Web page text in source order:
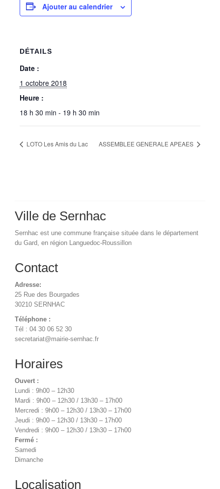
Ajouter au calendrier
DÉTAILS
Date :
1 octobre 2018
Heure :
18 h 30 min - 19 h 30 min
LOTO Les Amis du Lac ASSEMBLEE GENERALE APEAES
Ville de Sernhac
Sernhac est une commune française située dans le département
du Gard, en région Languedoc-Roussillon
Contact
Adresse:
25 Rue des Bourgades
30210 SERNHAC
Téléphone :
Tél : 04 30 06 52 30
secretariat@mairie-sernhac.fr
Horaires
Ouvert :
Lundi : 9h00 – 12h30
Mardi : 9h00 – 12h30 / 13h30 – 17h00
Mercredi : 9h00 – 12h30 / 13h30 – 17h00
Jeudi : 9h00 – 12h30 / 13h30 – 17h00
Vendredi : 9h00 – 12h30 / 13h30 – 17h00
Fermé :
Samedi
Dimanche
Localisation